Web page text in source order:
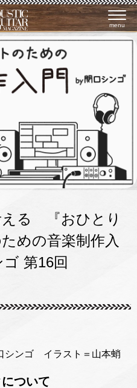
menu
える 『おひとり
めの音楽制作入
第16回
シンゴ イラスト＝山本蛸
ついて